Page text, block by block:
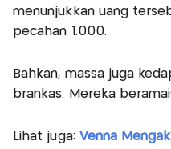
menunjukkan uang
pecahan 1.000.
Bahkan, massa juga
brankas. Mereka
Lihat juga: Venna